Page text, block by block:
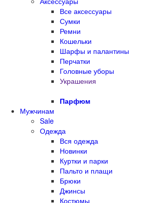
Все аксессуары
Сумки
Ремни
Кошельки
Шарфы и палантины
Перчатки
Головные уборы
Украшения
Парфюм
Мужчинам
Sale
Одежда
Вся одежда
Новинки
Куртки и парки
Пальто и плащи
Брюки
Джинсы
Костюмы